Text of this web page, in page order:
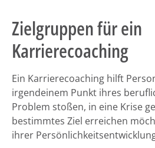
Zielgruppen für ein
Karrierecoaching
Ein Karrierecoaching hilft
irgendeinem Punkt ihres
Problem stoßen, in eine Krise
bestimmtes Ziel erreichen
ihrer